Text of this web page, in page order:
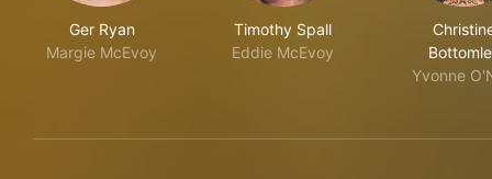
Ger Ryan
Margie McEvoy
Timothy Spall
Eddie McEvoy
Yvonne